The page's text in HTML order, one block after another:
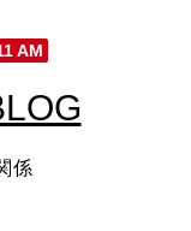
AM
係